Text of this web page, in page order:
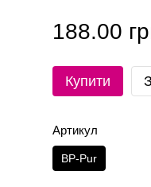
188.00
Купити
Артикул
BP-Pur